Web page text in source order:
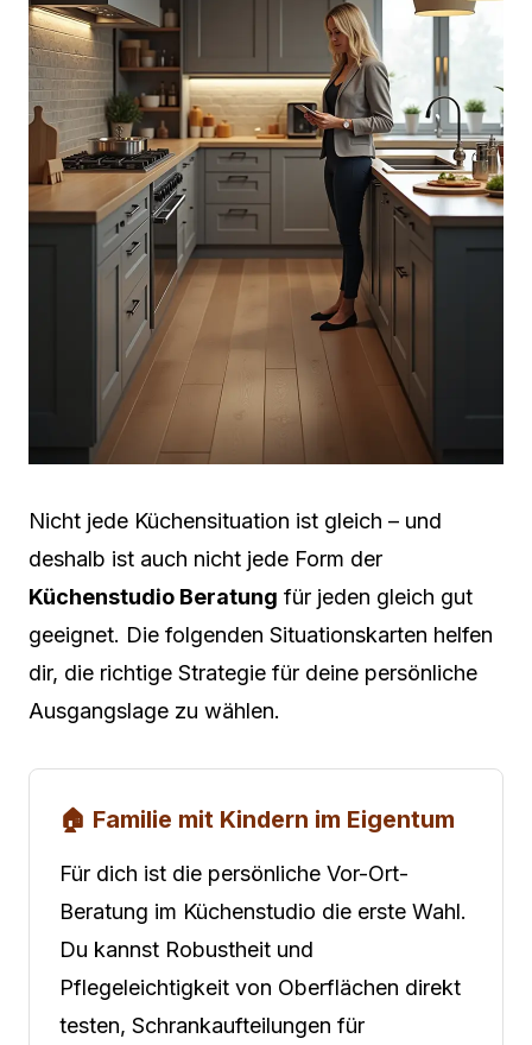
Nicht jede Küchensituation ist gleich – und
deshalb ist auch nicht jede Form der
Küchenstudio Beratung für jeden gleich gut
geeignet. Die folgenden Situationskarten helfen
dir, die richtige Strategie für deine persönliche
Ausgangslage zu wählen.
🏠 Familie mit Kindern im Eigentum
Für dich ist die persönliche Vor-Ort-
Beratung im Küchenstudio die erste Wahl.
Du kannst Robustheit und
Pflegeleichtigkeit von Oberflächen direkt
testen, Schrankaufteilungen für